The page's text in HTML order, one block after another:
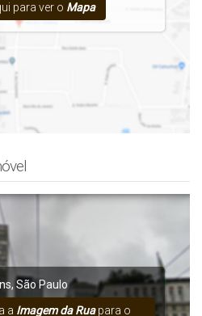
para ver o Mapa
,São Paulo
a Imagem da Ruapara o